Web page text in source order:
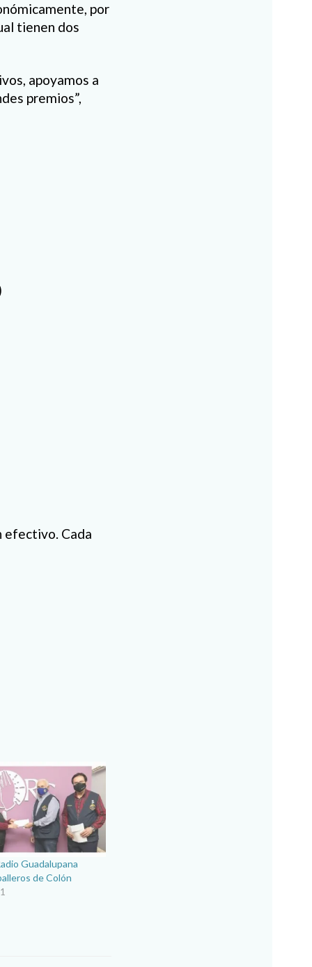
por
tienen dos
apoyamos a
premios”,
efectivo. Cada
Guadalupana
de Colón